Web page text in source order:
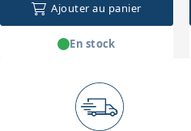
Ajouter au panier
En stock